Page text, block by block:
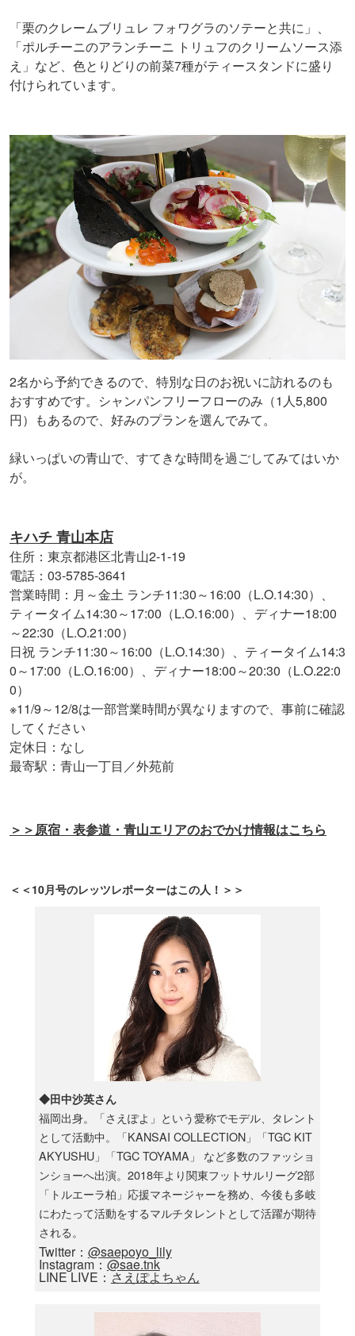
「栗のクレームブリュレ フォワグラのソテーと共に」、
「ポルチーニのアランチーニ トリュフのクリームソース添
え」など、色とりどりの前菜7種がティースタンドに盛り
付けられています。
2名から予約できるので、特別な日のお祝いに訪れるのも
おすすめです。シャンパンフリーフローのみ（1人5,800
円）もあるので、好みのプランを選んでみて。
緑いっぱいの青山で、すてきな時間を過ごしてみてはいか
が。
キハチ 青山本店
住所：東京都港区北青山2-1-19
電話：03-5785-3641
営業時間：月～金土 ランチ11:30～16:00（L.O.14:30）、
ティータイム14:30～17:00（L.O.16:00）、ディナー18:00
～22:30（L.O.21:00）
日祝 ランチ11:30～16:00（L.O.14:30）、ティータイム14:3
0～17:00（L.O.16:00）、ディナー18:00～20:30（L.O.22:0
0）
※11/9～12/8は一部営業時間が異なりますので、事前に確認
してください
定休日：なし
最寄駅：青山一丁目／外苑前
＞＞原宿・表参道・青山エリアのおでかけ情報はこちら
＜＜10月号のレッツレポーターはこの人！＞＞
◆田中沙英さん
福岡出身。「さえぽよ」という愛称でモデル、タレント
として活動中。「KANSAI COLLECTION」「TGC KIT
AKYUSHU」「TGC TOYAMA」 など多数のファッショ
ンショーへ出演。2018年より関東フットサルリーグ2部
「トルエーラ柏」応援マネージャーを務め、今後も多岐
にわたって活動をするマルチタレントとして活躍が期待
される。
Twitter： @saepoyo_lily
Instagram：@sae.tnk
LINE LIVE：さえぽよちゃん